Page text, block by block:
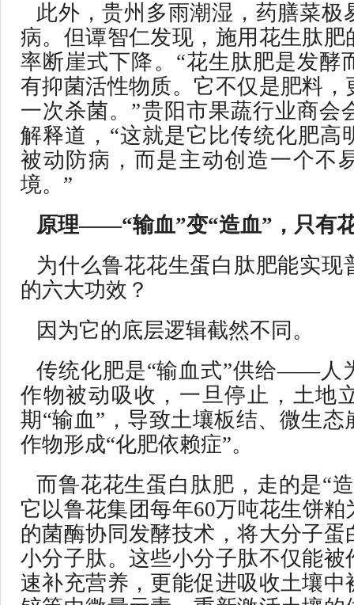
此外，贵州多雨潮湿，药膳菜极
病。但谭智仁发现，施用花生肽肥
率断崖式下降。“花生肽肥是发酵
有抑菌活性物质。它不仅是肥料，
一次杀菌。”贵阳市果蔬行业商会
解释道，“这就是它比传统化肥
被动防病，而是主动创造一个不
境。”
原理——“输血”变“造血”，只有
为什么鲁花花生蛋白肽肥能实现
的六大功效？
因为它的底层逻辑截然不同。
传统化肥是“输血式”供给——人
作物被动吸收，一旦停止，土地
期“输血”，导致土壤板结、微生
作物形成“化肥依赖症”。
而鲁花花生蛋白肽肥，走的是“
它以鲁花集团每年60万吨花生饼
的菌酶协同发酵技术，将大分子蛋
小分子肽。这些小分子肽不仅能被
速补充营养，更能促进吸收土壤中